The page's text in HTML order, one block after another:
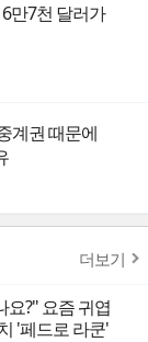
만7천 달러가
계권 때문에
더보기
요?" 요즘 귀엽
'페드로 라쿤'